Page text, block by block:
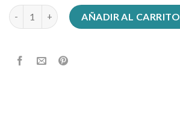
sombrero borsalino cantidadAÑADIR AL CARRITO